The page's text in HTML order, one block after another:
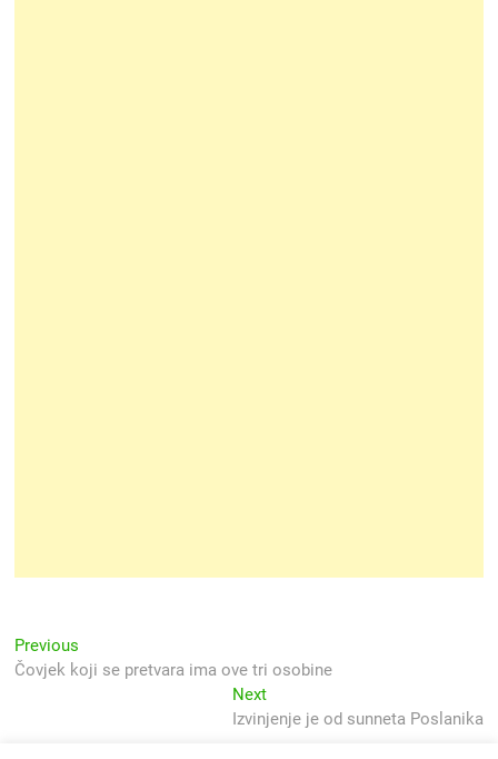
Navigacija
objava
Previous
post:
Čovjek koji se pretvara ima ove tri osobine
NextNext
post:
Izvinjenje je od sunneta Poslanika